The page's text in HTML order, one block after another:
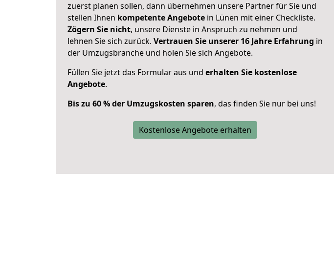
zuerst planen sollen, dann übernehmen unsere Partner für Sie und
stellen Ihnen kompetente Angebote in Lünen mit einer Checkliste.
Zögern Sie nicht, unsere Dienste in Anspruch zu nehmen und
lehnen Sie sich zurück. Vertrauen Sie unserer 16 Jahre Erfahrung in
der Umzugsbranche und holen Sie sich Angebote.
Füllen Sie jetzt das Formular aus und erhalten Sie kostenlose
Angebote.
Bis zu 60 % der Umzugskosten sparen, das finden Sie nur bei uns!
Kostenlose Angebote erhalten